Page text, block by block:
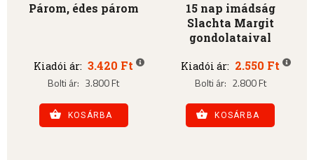
Párom, édes párom
Kiadói ár: 3.420 Ft
Bolti ár: 3.800 Ft
KOSÁRBA
15 nap imádság
Slachta Margit
gondolataival
Kiadói ár: 2.550 Ft
Bolti ár: 2.800 Ft
KOSÁRBA